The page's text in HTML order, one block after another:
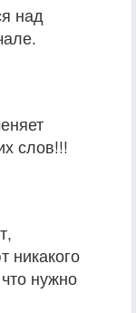
над
слов!!!
никакого
нужно